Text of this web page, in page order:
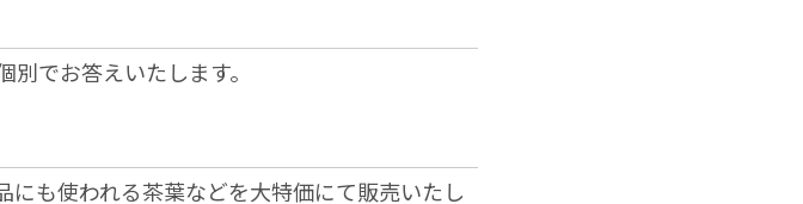
でお答えいたします。
も使われる茶葉などを大特価にて販売いたし